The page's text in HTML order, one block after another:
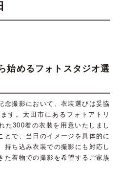
始めるフォトスタジオ選
念撮影において、衣装選びは妥協
す。太田市にあるフォトアトリ
300着の衣装を用意いたしまし
とで、当日のイメージを具体的に
持ち込み衣装での撮影にも対応し
た着物での撮影を希望するご家族